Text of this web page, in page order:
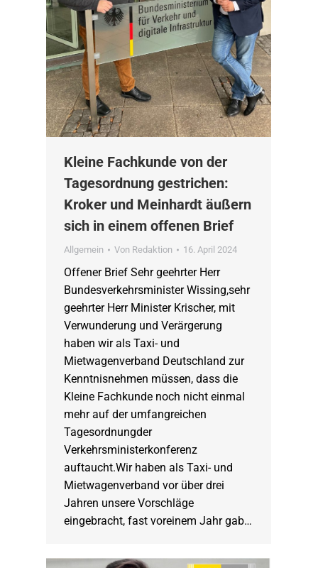
Kleine Fachkunde von der
Tagesordnung gestrichen:
Kroker und Meinhardt äußern
sich in einem offenen Brief
Allgemein Von Redaktion 16. April 2024
Offener Brief Sehr geehrter Herr
Bundesverkehrsminister Wissing,sehr
geehrter Herr Minister Krischer, mit
Verwunderung und Verärgerung
haben wir als Taxi- und
Mietwagenverband Deutschland zur
Kenntnisnehmen müssen, dass die
Kleine Fachkunde noch nicht einmal
mehr auf der umfangreichen
Tagesordnungder
Verkehrsministerkonferenz
auftaucht.Wir haben als Taxi- und
Mietwagenverband vor über drei
Jahren unsere Vorschläge
eingebracht, fast voreinem Jahr gab…